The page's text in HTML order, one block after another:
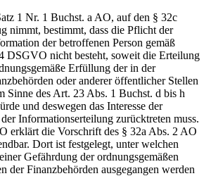
1 Nr. 1 Buchst. a AO, auf den § 32c
nimmt, bestimmt, dass die Pflicht der
der betroffenen Person gemäß
DSGVO nicht besteht, soweit die Erteilung
Erfüllung der in der
oder anderer öffentlicher Stellen
Sinne des Art. 23 Abs. 1 Buchst. d bis h
und deswegen das Interesse der
Informationserteilung zurücktreten muss.
erklärt die Vorschrift des § 32a Abs. 2 AO
Dort ist festgelegt, unter welchen
Gefährdung der ordnungsgemäßen
der Finanzbehörden ausgegangen werden